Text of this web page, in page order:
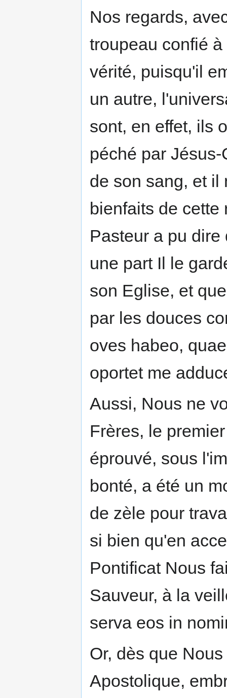
Nos regards,
troupeau confié
vérité, puisqu'il
un autre,
sont, en effet, ils
péché par
de son sang, et il
bienfaits de
Pasteur a pu
une part Il le
son Eglise, et
par les douces
oves habeo,
oportet me
Aussi, Nous ne
Frères, le
éprouvé, sous
bonté, a été un
de zèle pour
si bien qu'en
Pontificat Nous
Sauveur, à la
serva eos in
Or, dès que
Apostolique,